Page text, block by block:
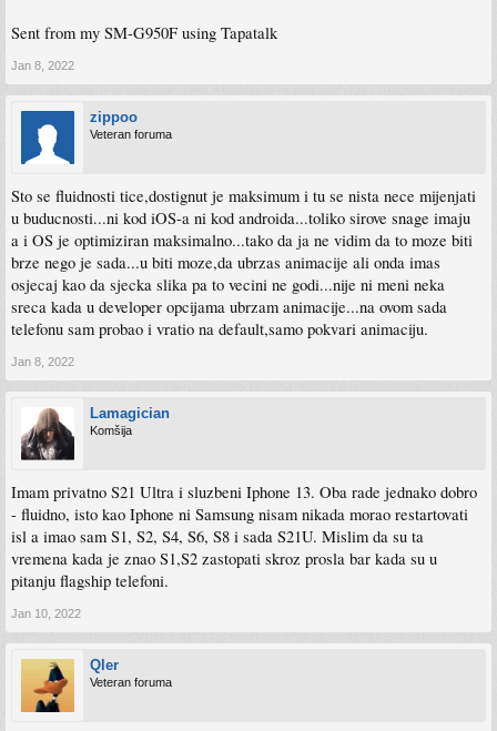
Sent from my SM-G950F using Tapatalk
Jan 8, 2022
zippoo
Veteran foruma
Sto se fluidnosti tice,dostignut je maksimum i tu se nista nece mijenjati
u buducnosti...ni kod iOS-a ni kod androida...toliko sirove snage imaju
a i OS je optimiziran maksimalno...tako da ja ne vidim da to moze biti
brze nego je sada...u biti moze,da ubrzas animacije ali onda imas
osjecaj kao da sjecka slika pa to vecini ne godi...nije ni meni neka
sreca kada u developer opcijama ubrzam animacije...na ovom sada
telefonu sam probao i vratio na default,samo pokvari animaciju.
Jan 8, 2022
Lamagician
Komšija
Imam privatno S21 Ultra i sluzbeni Iphone 13. Oba rade jednako dobro
- fluidno, isto kao Iphone ni Samsung nisam nikada morao restartovati
isl a imao sam S1, S2, S4, S6, S8 i sada S21U. Mislim da su ta
vremena kada je znao S1,S2 zastopati skroz prosla bar kada su u
pitanju flagship telefoni.
Jan 10, 2022
Qler
Veteran foruma